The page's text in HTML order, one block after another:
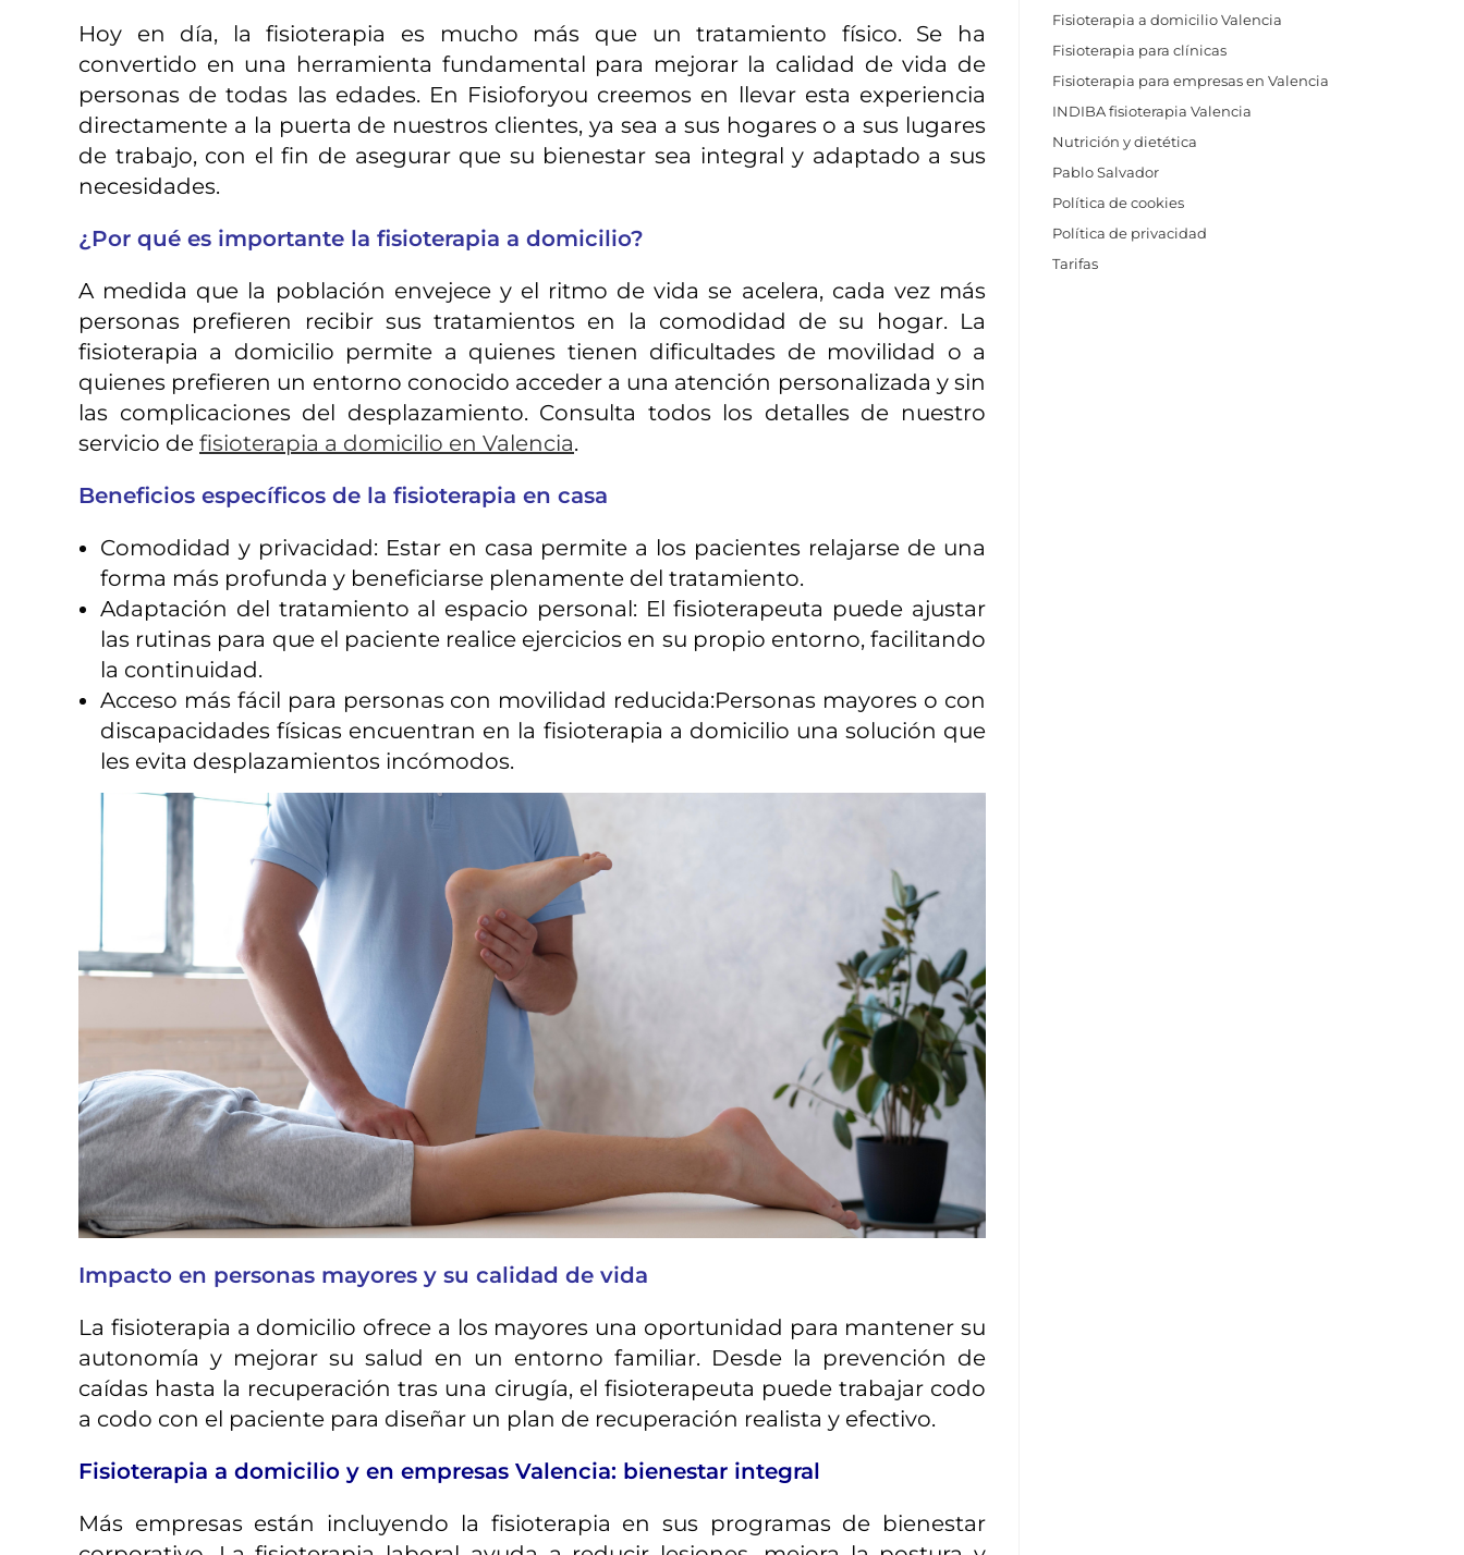
Hoy en día, la fisioterapia es mucho más que un tratamiento físico. Se ha
convertido en una herramienta fundamental para mejorar la calidad de vida de
personas de todas las edades. En Fisioforyou creemos en llevar esta experiencia
directamente a la puerta de nuestros clientes, ya sea a sus hogares o a sus lugares
de trabajo, con el fin de asegurar que su bienestar sea integral y adaptado a sus
necesidades.
¿Por qué es importante la fisioterapia a domicilio?
A medida que la población envejece y el ritmo de vida se acelera, cada vez más
personas prefieren recibir sus tratamientos en la comodidad de su hogar. La
fisioterapia a domicilio permite a quienes tienen dificultades de movilidad o a
quienes prefieren un entorno conocido acceder a una atención personalizada y sin
las complicaciones del desplazamiento. Consulta todos los detalles de nuestro
servicio de fisioterapia a domicilio en Valencia.
Beneficios específicos de la fisioterapia en casa
Comodidad y privacidad: Estar en casa permite a los pacientes relajarse de una
forma más profunda y beneficiarse plenamente del tratamiento.
Adaptación del tratamiento al espacio personal: El fisioterapeuta puede ajustar
las rutinas para que el paciente realice ejercicios en su propio entorno, facilitando
la continuidad.
Acceso más fácil para personas con movilidad reducida:Personas mayores o con
discapacidades físicas encuentran en la fisioterapia a domicilio una solución que
les evita desplazamientos incómodos.
Impacto en personas mayores y su calidad de vida
La fisioterapia a domicilio ofrece a los mayores una oportunidad para mantener su
autonomía y mejorar su salud en un entorno familiar. Desde la prevención de
caídas hasta la recuperación tras una cirugía, el fisioterapeuta puede trabajar codo
a codo con el paciente para diseñar un plan de recuperación realista y efectivo.
Fisioterapia a domicilio y en empresas Valencia: bienestar integral
Más empresas están incluyendo la fisioterapia en sus programas de bienestar
Fisioterapia a domicilio Valencia
Fisioterapia para clínicas
Fisioterapia para empresas en Valencia
INDIBA fisioterapia Valencia
Nutrición y dietética
Pablo Salvador
Política de cookies
Política de privacidad
Tarifas